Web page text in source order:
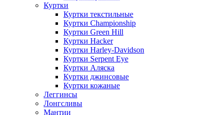
Куртки
Куртки текстильные
Куртки Championship
Куртки Green Hill
Куртки Hacker
Куртки Harley-Davidson
Куртки Serpent Eye
Куртки Аляска
Куртки джинсовые
Куртки кожаные
Леггинсы
Лонгсливы
Мантии